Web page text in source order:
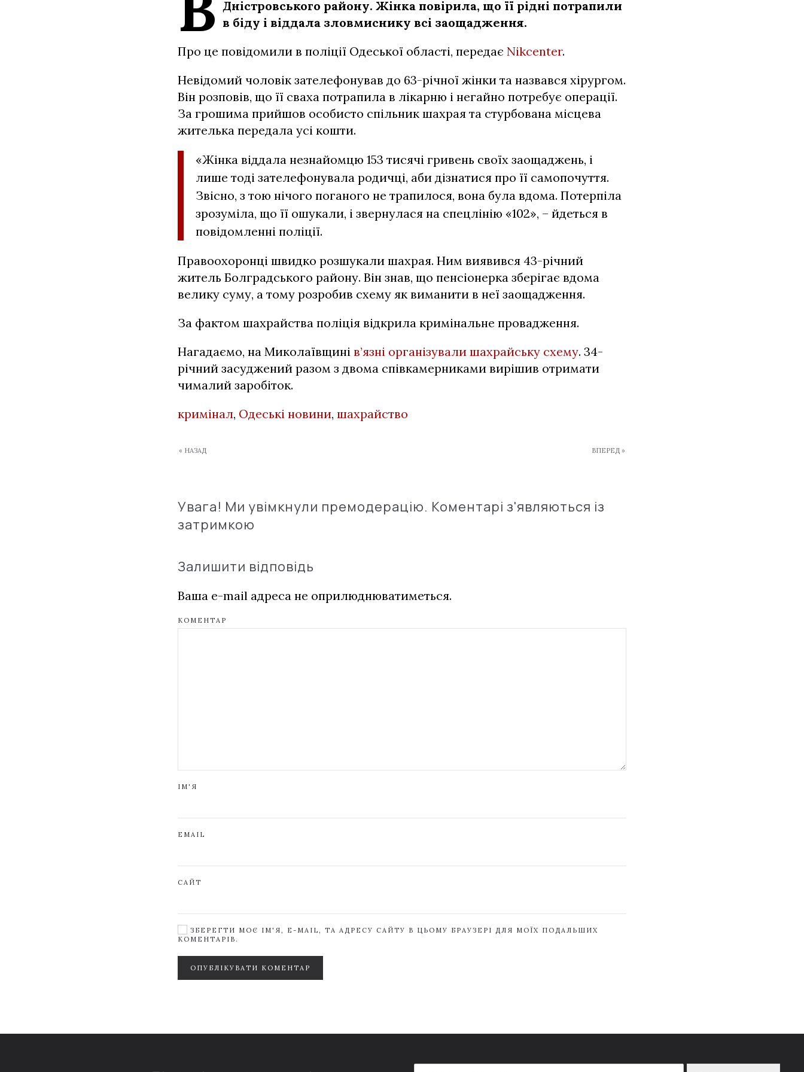
Дністровського району. Жінка повірила, що її рідні потрапили
в біду і віддала зловмиснику всі заощадження.
Про це повідомили в поліції Одеської області, передає Nikcenter.
Невідомий чоловік зателефонував до 63-річної жінки та назвався хірургом.
Він розповів, що її сваха потрапила в лікарню і негайно потребує операції.
За грошима прийшов особисто спільник шахрая та стурбована місцева
жителька передала усі кошти.
«Жінка віддала незнайомцю 153 тисячі гривень своїх заощаджень, і
лише тоді зателефонувала родичці, аби дізнатися про її самопочуття.
Звісно, з тою нічого поганого не трапилося, вона була вдома. Потерпіла
зрозуміла, що її ошукали, і звернулася на спецлінію «102», – йдеться в
повідомленні поліції.
Правоохоронці швидко розшукали шахрая. Ним виявився 43-річний
житель Болградського району. Він знав, що пенсіонерка зберігає вдома
велику суму, а тому розробив схему як виманити в неї заощадження.
За фактом шахрайства поліція відкрила кримінальне провадження.
Нагадаємо, на Миколаївщині в’язні організували шахрайську схему. 34-
річний засуджений разом з двома співкамерниками вирішив отримати
чималий заробіток.
кримінал, Одеські новини, шахрайство
« НАЗАД ВПЕРЕД »
Увага! Ми увімкнули премодерацію. Коментарі з'являються із
затримкою
Залишити відповідь
Ваша e-mail адреса не оприлюднюватиметься.
КОМЕНТАР
ІМ'Я
EMAIL
САЙТ
ЗБЕРЕГТИ МОЄ ІМ'Я, E-MAIL, ТА АДРЕСУ САЙТУ В ЦЬОМУ БРАУЗЕРІ ДЛЯ МОЇХ ПОДАЛЬШИХ
КОМЕНТАРІВ.
ОПУБЛІКУВАТИ КОМЕНТАР